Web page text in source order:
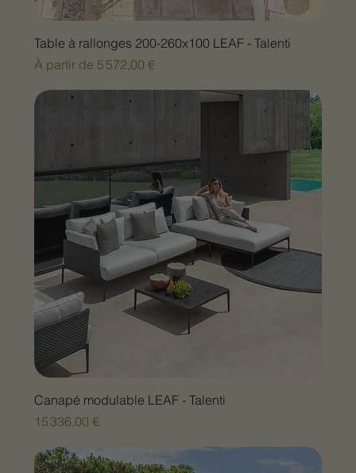
Table à rallonges 200-260x100 LEAF - Talenti
À partir de 5 572,00 €
Prix promotionnel
Canapé modulable LEAF - Talenti
Prix
15 336,00 €